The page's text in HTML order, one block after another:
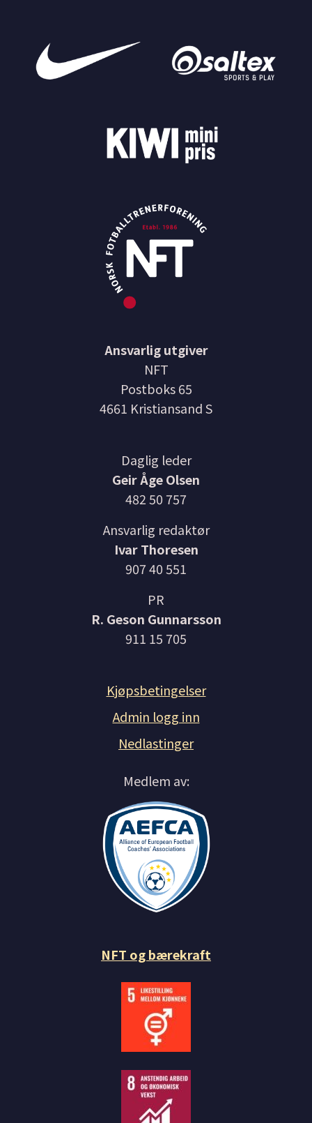
Ansvarlig utgiver
NFT
Postboks 65
4661 Kristiansand S
Daglig leder
Geir Åge Olsen
482 50 757
Ansvarlig redaktør
Ivar Thoresen
907 40 551
PR
R. Geson Gunnarsson
911 15 705
Kjøpsbetingelser
Admin logg inn
Nedlastinger
Medlem av:
NFT og bærekraft